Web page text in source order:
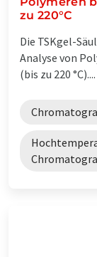
zu 220°C
Die TSKgel-
Analyse von
(bis zu 220 °C)....